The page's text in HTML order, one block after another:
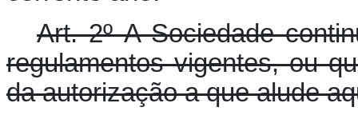
Art. 2º A Sociedade
regulamentos vigentes, ou
da autorização a que alude